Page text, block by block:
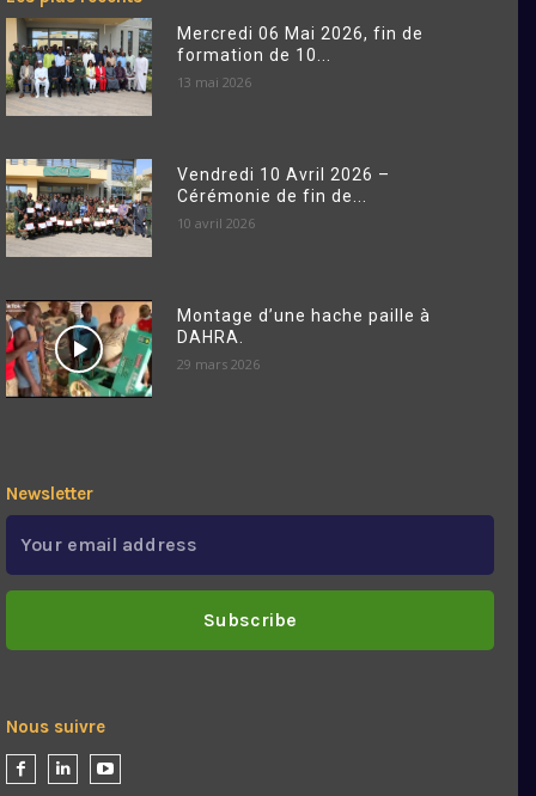
Mercredi 06 Mai 2026, fin de
formation de 10...
13 mai 2026
Vendredi 10 Avril 2026 –
Cérémonie de fin de...
10 avril 2026
Montage d’une hache paille à
DAHRA.
29 mars 2026
Newsletter
Subscribe
Nous suivre